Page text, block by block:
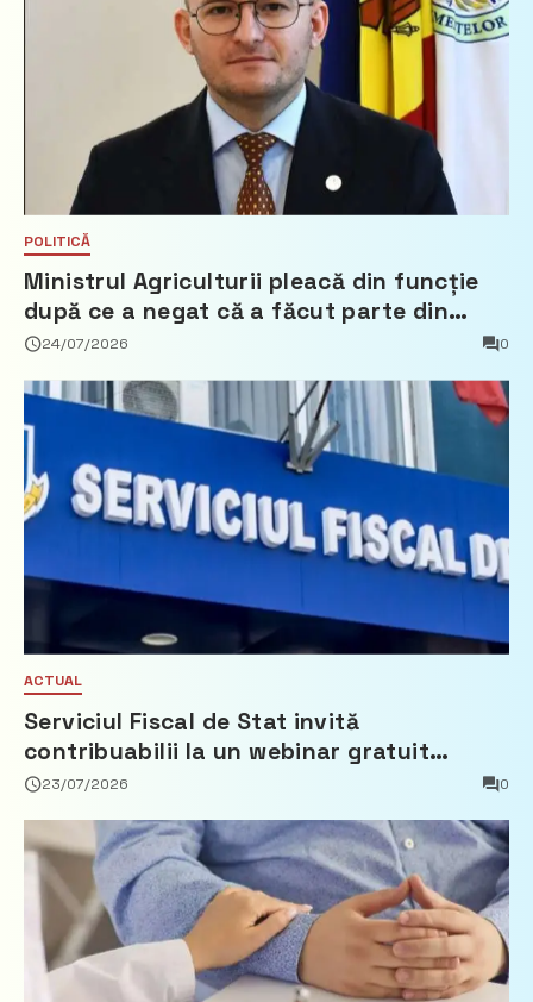
POLITICĂ
Ministrul Agriculturii pleacă din funcție
după ce a negat că a făcut parte din
Partidul Democrat
24/07/2026 0
ACTUAL
Serviciul Fiscal de Stat invită
contribuabilii la un webinar gratuit
privind calculul impozitului pe bunurile
23/07/2026 0